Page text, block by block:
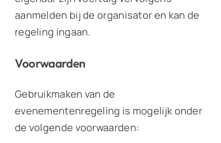
aanmelden bij de organisator en kan de
regeling ingaan.
Voorwaarden
Gebruikmaken van de
evenementenregeling is mogelijk onder
de volgende voorwaarden: